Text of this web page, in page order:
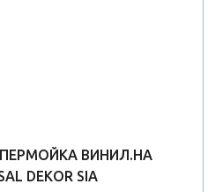
ВИНИЛ.НА
DEKOR SIA